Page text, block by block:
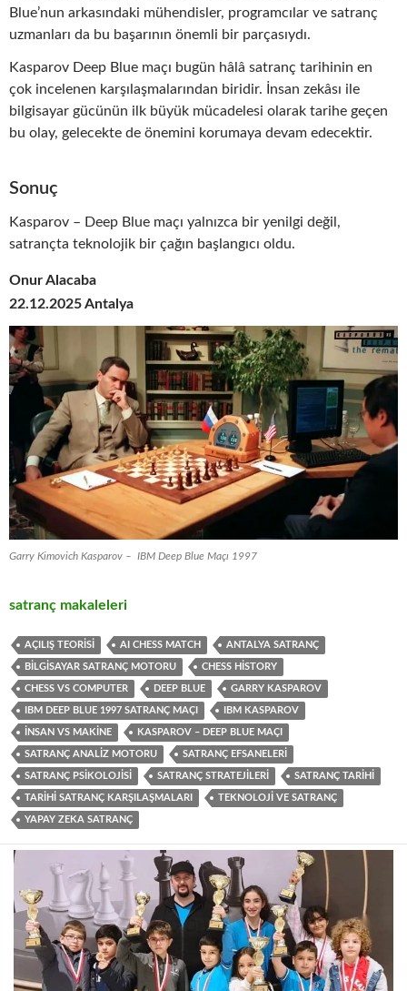
Blue’nun arkasındaki mühendisler, programcılar ve satranç
uzmanları da bu başarının önemli bir parçasıydı.
Kasparov Deep Blue maçı bugün hâlâ satranç tarihinin en
çok incelenen karşılaşmalarından biridir. İnsan zekâsı ile
bilgisayar gücünün ilk büyük mücadelesi olarak tarihe geçen
bu olay, gelecekte de önemini korumaya devam edecektir.
Sonuç
Kasparov – Deep Blue maçı yalnızca bir yenilgi değil,
satrançta teknolojik bir çağın başlangıcı oldu.
Onur Alacaba
22.12.2025 Antalya
Garry Kimovich Kasparov – IBM Deep Blue Maçı 1997
satranç makaleleri
AÇILIŞ TEORISI AI CHESS MATCH ANTALYA SATRANÇ
BILGISAYAR SATRANÇ MOTORU CHESS HISTORY
CHESS VS COMPUTER DEEP BLUE GARRY KASPAROV
IBM DEEP BLUE 1997 SATRANÇ MAÇI IBM KASPAROV
İNSAN VS MAKINE KASPAROV – DEEP BLUE MAÇI
SATRANÇ ANALIZ MOTORU SATRANÇ EFSANELERI
SATRANÇ PSIKOLOJISI SATRANÇ STRATEJILERI SATRANÇ TARIHI
TARIHI SATRANÇ KARŞILAŞMALARI TEKNOLOJI VE SATRANÇ
YAPAY ZEKA SATRANÇ